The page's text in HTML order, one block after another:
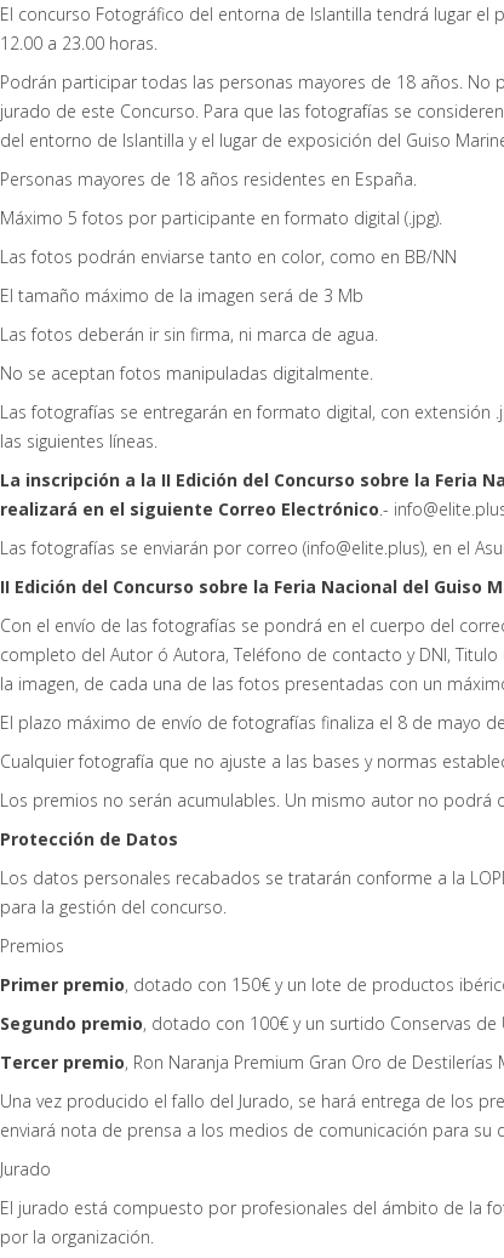
El concurso Fotográfico del entorna de Islantilla tendrá lugar
12.00 a 23.00 horas.
Podrán participar todas las personas mayores de 18 años.
jurado de este Concurso. Para que las fotografías se
del entorno de Islantilla y el lugar de exposición del Guiso
Personas mayores de 18 años residentes en España.
Máximo 5 fotos por participante en formato digital (.jpg).
Las fotos podrán enviarse tanto en color, como en BB/NN
El tamaño máximo de la imagen será de 3 Mb
Las fotos deberán ir sin firma, ni marca de agua.
No se aceptan fotos manipuladas digitalmente.
Las fotografías se entregarán en formato digital, con extensión
las siguientes líneas.
La inscripción a la II Edición del Concurso sobre la Feria
realizará en el siguiente Correo Electrónico .-
Las fotografías se enviarán por correo (info@elite.plus), en el
II Edición del Concurso sobre la Feria Nacional del Guiso
Con el envío de las fotografías se pondrá en el cuerpo del
completo del Autor ó Autora, Teléfono de contacto y DNI,
la imagen, de cada una de las fotos presentadas con un
El plazo máximo de envío de fotografías finaliza el 8 de mayo
Cualquier fotografía que no ajuste a las bases y normas
Los premios no serán acumulables. Un mismo autor no podrá
Protección de Datos
Los datos personales recabados se tratarán conforme a la
para la gestión del concurso.
Premios
Primer premio, dotado con 150€ y un lote de productos
Segundo premio, dotado con 100€ y un surtido Conservas de
Tercer premio, Ron Naranja Premium Gran Oro de Destilerías
Una vez producido el fallo del Jurado, se hará entrega de los
enviará nota de prensa a los medios de comunicación para su
Jurado
El jurado está compuesto por profesionales del ámbito de la
por la organización.